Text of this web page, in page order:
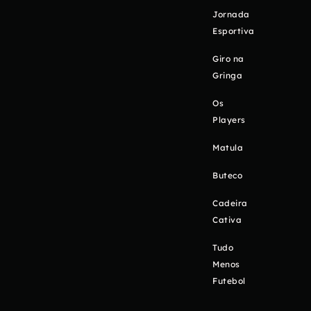
Jornada
Esportiva
Giro na
Gringa
Os
Players
Matula
Buteco
Cadeira
Cativa
Tudo
Menos
Futebol